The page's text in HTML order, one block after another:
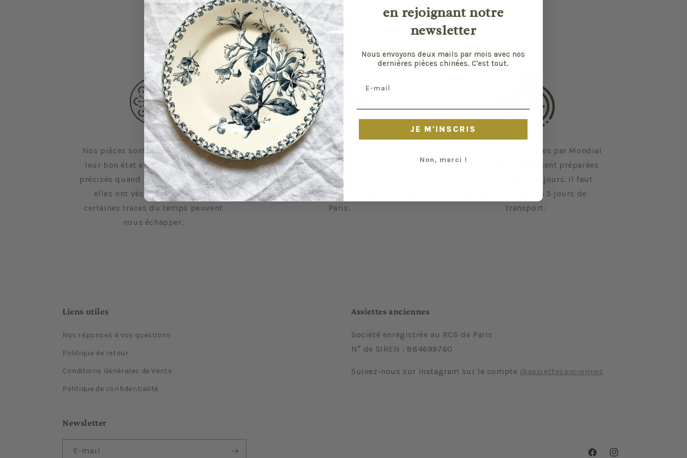
Nos pièces sont sélectionnées pour
leur bon état et leurs défauts sont
précisés quand il y en a. Malgré tout,
elles ont vécu d'autres vies et
certaines traces du temps peuvent
nous échapper.
Vos envois sont préparés avec grand
soin pour vous offrir la meilleure
expérience possible. N'hésitez pas à
privilégier la remise en main propre à
Paris.
Les commandes envoyées par Mondial
Relay sont habituellement préparées
et expédiées en 2 à 4 jours. Il faut
ensuite compter 3 à 5 jours de
transport.
Liens utiles
Nos réponses à vos questions
Politique de retour
Conditions Générales de Vente
Politique de confidentialité
Assiettes anciennes
Société enregistrée au RCS de Paris
N° de SIREN : 884699760
Suivez-nous sur Instagram sur le compte @assiettesanciennes
Newsletter
E-mail
en rejoignant notre
newsletter
Nous envoyons deux mails par mois avec nos
dernières pièces chinées. C'est tout.
JE M'INSCRIS
Non, merci !